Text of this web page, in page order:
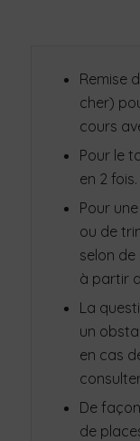
Remise
cher)
cours
Pour le
en 2 fois.
Pour
ou de
selon
à partir
La
un
en cas
De
de